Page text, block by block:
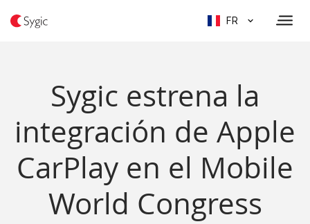
FR
Sygic estrena la
integración de Apple
CarPlay en el Mobile
World Congress